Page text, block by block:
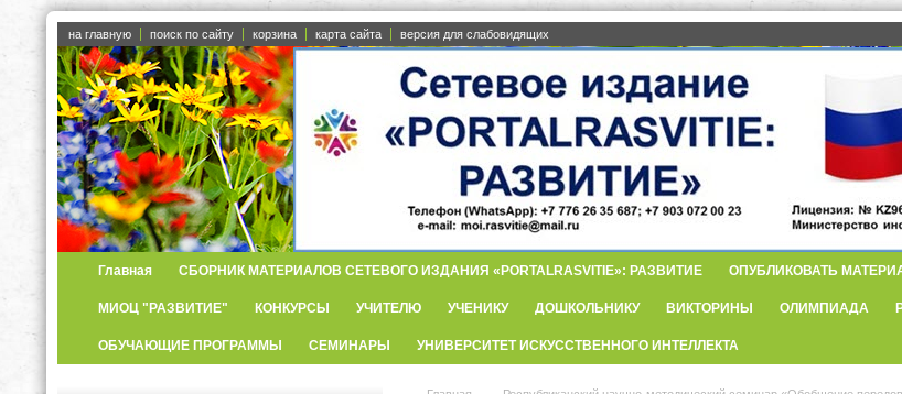
на главную поиск по сайту корзина карта сайта версия для слабовидящих
Главная СБОРНИК МАТЕРИАЛОВ СЕТЕВОГО ИЗДАНИЯ «PORTALRASVITIE»: РАЗВИТИЕ ОПУБЛИКОВАТЬ
МИОЦ "РАЗВИТИЕ" КОНКУРСЫ УЧИТЕЛЮ УЧЕНИКУ ДОШКОЛЬНИКУ ВИКТОРИНЫ ОЛИМПИАДА
ОБУЧАЮЩИЕ ПРОГРАММЫ СЕМИНАРЫ УНИВЕРСИТЕТ ИСКУССТВЕННОГО ИНТЕЛЛЕКТА